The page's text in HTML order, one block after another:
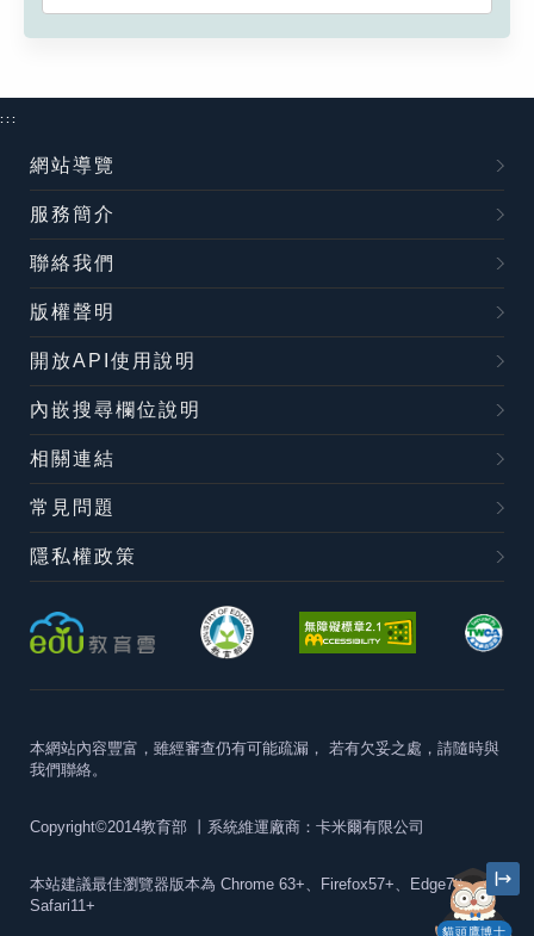
貓頭鷹博士
:::
網站導覽
服務簡介
聯絡我們
版權聲明
開放API使用說明
內嵌搜尋欄位說明
相關連結
常見問題
隱私權政策
本網站內容豐富，雖經審查仍有可能疏漏， 若有欠妥之處，請隨時與
我們聯絡。
Copyright©2014教育部 丨系統維運廠商：卡米爾有限公司
本站建議最佳瀏覽器版本為 Chrome 63+、Firefox57+、Edge79+及
Safari11+